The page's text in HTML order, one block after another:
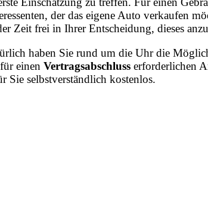
der das eigene Auto verkaufen
Zeit frei in Ihrer Entscheidung, dieses
haben Sie rund um die Uhr die
einen Vertragsabschluss erforderlichen
Sie selbstverständlich kostenlos.